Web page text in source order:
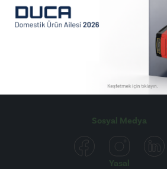
+90 (212) 830
Sosyal Medya
Yasal